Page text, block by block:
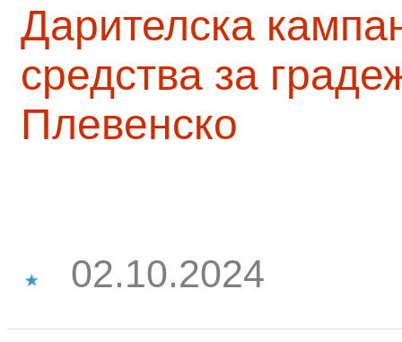
Дарителска
средства за
Плевенско
02.10.2024